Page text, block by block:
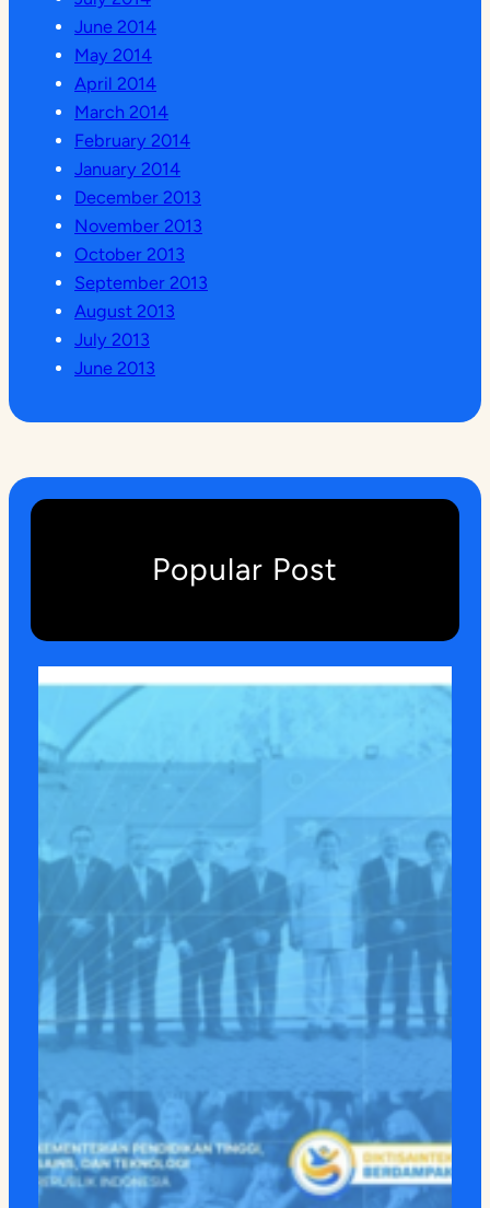
June 2014
May 2014
April 2014
March 2014
February 2014
January 2014
December 2013
November 2013
October 2013
September 2013
August 2013
July 2013
June 2013
Popular Post